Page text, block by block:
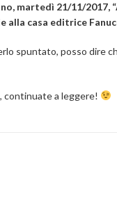
martedì 21/11/2017,
alla casa editrice
spuntato, posso dire
continuate a leggere!